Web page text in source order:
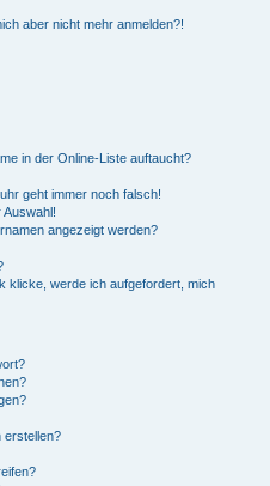
aber nicht mehr anmelden?!
in der Online-Liste auftaucht?
geht immer noch falsch!
angezeigt werden?
klicke, werde ich aufgefordert, mich
erstellen?